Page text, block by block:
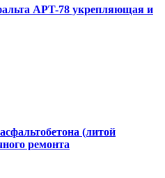
APT-78 укрепляющая и
(литой
ремонта